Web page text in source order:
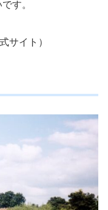
す。
サイト）